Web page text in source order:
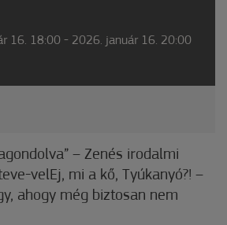
16. 18:00 - 2026. január 16. 20:00
– Zenés irodalmi
velEj, mi a kő, Tyúkanyó?! –
ahogy még biztosan nem